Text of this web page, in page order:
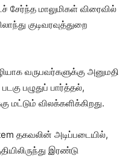
சேர்ந்த மாலுமிகள் விரைவில்
குடிவரவுத்துறை
வருபவர்களுக்கு அனுமதி
படகு பழுதுப் பார்த்தல்,
மட்டும் விலக்களிக்கிறது.
தகவலின் அடிப்படையில்,
இரண்டு